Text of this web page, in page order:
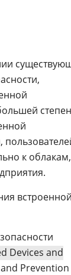
к облакам,
встроенной
Devices and
Prevention